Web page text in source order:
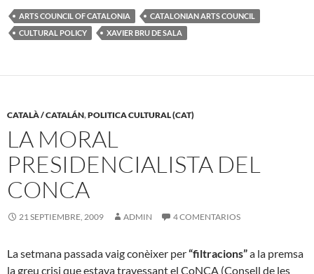
ARTS COUNCIL OF CATALONIA
CATALONIAN ARTS COUNCIL
CULTURAL POLICY
XAVIER BRU DE SALA
CATALÀ / CATALÁN,POLITICA CULTURAL (CAT)
LA MORAL
PRESIDENCIALISTA DEL
CONCA
21 SEPTIEMBRE, 2009 ADMIN 4 COMENTARIOS
La setmana passada vaig conèixer per“filtracions”a la premsa
la greu crisi que estava travessant el CoNCA (Consell de les